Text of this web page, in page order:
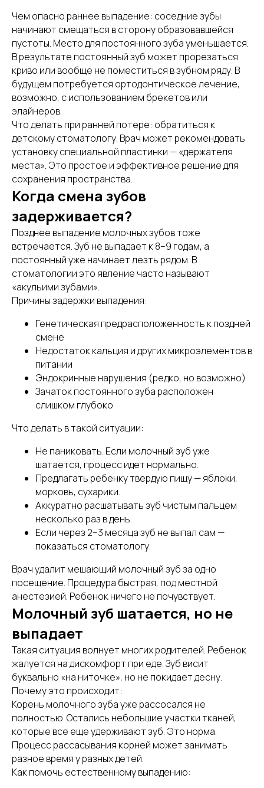
Чем опасно раннее выпадение: соседние зубы
начинают смещаться в сторону образовавшейся
пустоты. Место для постоянного зуба уменьшается.
В результате постоянный зуб может прорезаться
криво или вообще не поместиться в зубном ряду. В
будущем потребуется ортодонтическое лечение,
возможно, с использованием брекетов или
элайнеров.
Что делать при ранней потере: обратиться к
детскому стоматологу. Врач может рекомендовать
установку специальной пластинки — «держателя
места». Это простое и эффективное решение для
сохранения пространства.
Когда смена зубов
задерживается?
Позднее выпадение молочных зубов тоже
встречается. Зуб не выпадает к 8–9 годам, а
постоянный уже начинает лезть рядом. В
стоматологии это явление часто называют
«акульими зубами».
Причины задержки выпадения:
Генетическая предрасположенность к поздней
смене
Недостаток кальция и других микроэлементов в
питании
Эндокринные нарушения (редко, но возможно)
Зачаток постоянного зуба расположен
слишком глубоко
Что делать в такой ситуации:
Не паниковать. Если молочный зуб уже
шатается, процесс идет нормально.
Предлагать ребенку твердую пищу — яблоки,
морковь, сухарики.
Аккуратно расшатывать зуб чистым пальцем
несколько раз в день.
Если через 2–3 месяца зуб не выпал сам —
показаться стоматологу.
Врач удалит мешающий молочный зуб за одно
посещение. Процедура быстрая, под местной
анестезией. Ребенок ничего не почувствует.
Молочный зуб шатается, но не
выпадает
Такая ситуация волнует многих родителей. Ребенок
жалуется на дискомфорт при еде. Зуб висит
буквально «на ниточке», но не покидает десну.
Почему это происходит:
Корень молочного зуба уже рассосался не
полностью. Остались небольшие участки тканей,
которые все еще удерживают зуб. Это норма.
Процесс рассасывания корней может занимать
разное время у разных детей.
Как помочь естественному выпадению: